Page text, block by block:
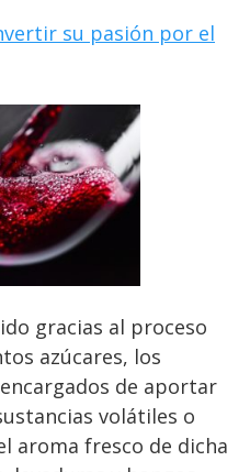
su pasión por el
gracias al proceso
azúcares, los
de aportar
volátiles o
aroma fresco de dicha